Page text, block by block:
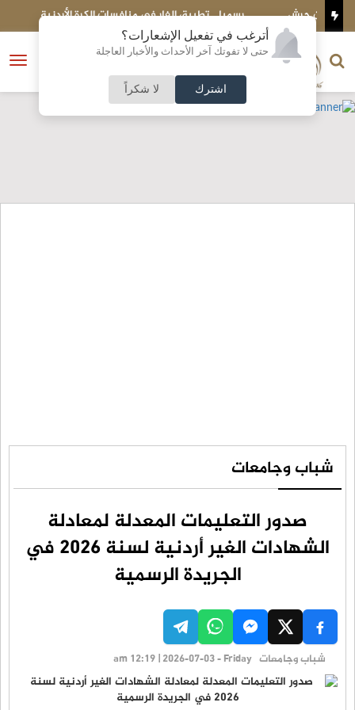
أترغب في تفعيل الإشعارات؟
حتى لا تفوتك آخر الأحداث والأخبار العاجلة
اشترك لا شكراً
رسميا .. تطبيق الفار في منافسات الكرة الأردنية
فتح
الناشر و رئيس التحرير
النسخة الكاملة
شباب وجامعات
صدور التعليمات المعدلة لمعادلة
الشهادات الغير أردنية لسنة 2026 في
الجريدة الرسمية
شباب وجامعات am 12:19 | 2026-07-03 - Friday